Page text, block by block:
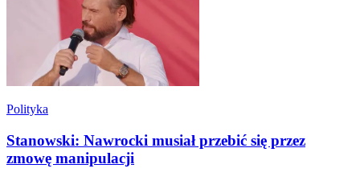
Polityka
Stanowski: Nawrocki musiał przebić się przez
zmowę manipulacji